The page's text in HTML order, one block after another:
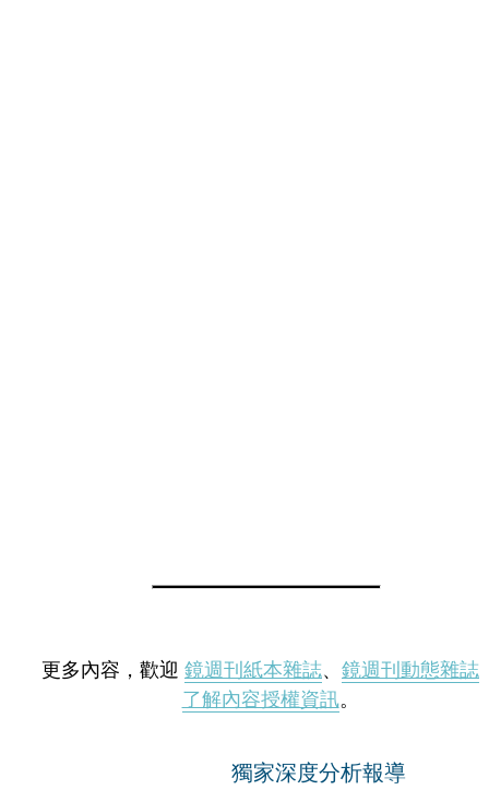
更多內容，歡迎 鏡週刊紙本雜誌、 鏡週刊動態雜誌
了解內容授權資訊。
獨家深度分析報導